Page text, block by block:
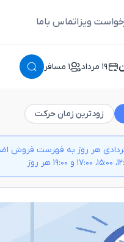
ویزاتماس باما
١٩ مرداد ١ مسافر
زودترین زمان حرکت
هر روز به فهرست فروش